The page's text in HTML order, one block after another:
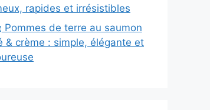
rapides et irrésistibles
Pommes de terre au saumon
& crème : simple, élégante et